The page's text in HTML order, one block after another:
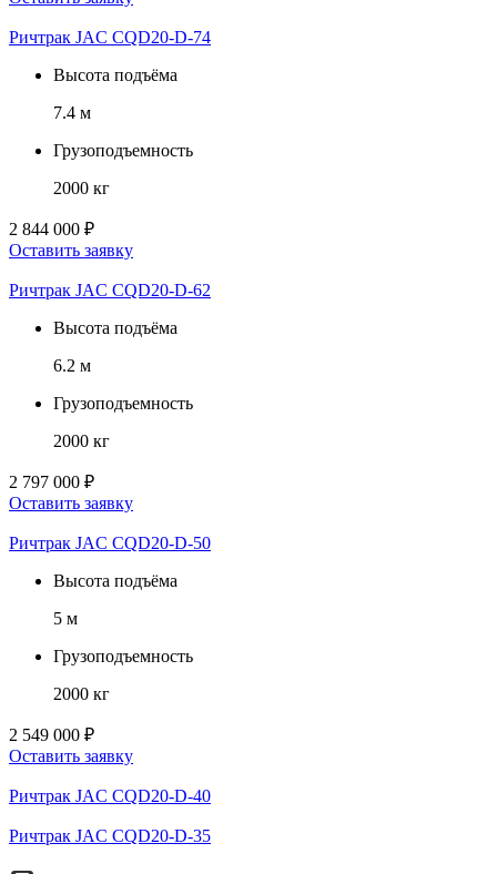
Ричтрак JAC CQD20-D-74
Высота подъёма
7.4 м
Грузоподъемность
2000 кг
2 844 000 ₽
Оставить заявку
Ричтрак JAC CQD20-D-62
Высота подъёма
6.2 м
Грузоподъемность
2000 кг
2 797 000 ₽
Оставить заявку
Ричтрак JAC CQD20-D-50
Высота подъёма
5 м
Грузоподъемность
2000 кг
2 549 000 ₽
Оставить заявку
Ричтрак JAC CQD20-D-40
Ричтрак JAC CQD20-D-35